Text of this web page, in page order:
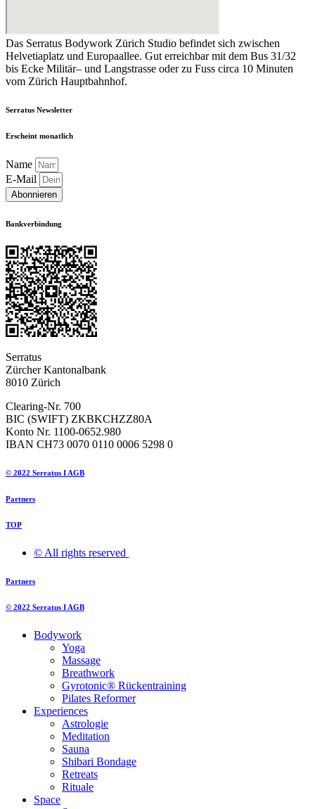
Das Serratus Bodywork Zürich Studio befindet sich zwischen
Helvetiaplatz und Europaallee. Gut erreichbar mit dem Bus 31/32
bis Ecke Militär– und Langstrasse oder zu Fuss circa 10 Minuten
vom Zürich Hauptbahnhof.
Serratus Newsletter
Erscheint monatlich
Name
E-Mail
Abonnieren
Bankverbindung
Serratus
Zürcher Kantonalbank
8010 Zürich
Clearing-Nr. 700
BIC (SWIFT) ZKBKCHZZ80A
Konto Nr. 1100-0652.980
IBAN CH73 0070 0110 0006 5298 0
© 2022 Serratus I AGB
Partners
TOP
© All rights reserved ​
Partners
© 2022 Serratus I AGB
Bodywork
Yoga
Massage
Breathwork
Gyrotonic® Rückentraining
Pilates Reformer
Experiences
Astrologie
Meditation
Sauna
Shibari Bondage
Retreats
Rituale
Space